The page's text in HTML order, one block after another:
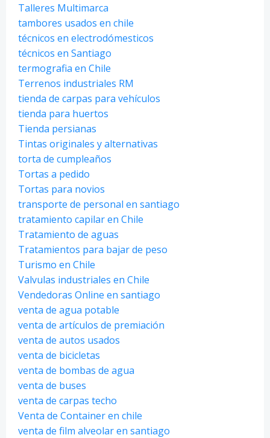
Talleres Multimarca
tambores usados en chile
técnicos en electrodómesticos
técnicos en Santiago
termografia en Chile
Terrenos industriales RM
tienda de carpas para vehículos
tienda para huertos
Tienda persianas
Tintas originales y alternativas
torta de cumpleaños
Tortas a pedido
Tortas para novios
transporte de personal en santiago
tratamiento capilar en Chile
Tratamiento de aguas
Tratamientos para bajar de peso
Turismo en Chile
Valvulas industriales en Chile
Vendedoras Online en santiago
venta de agua potable
venta de artículos de premiación
venta de autos usados
venta de bicicletas
venta de bombas de agua
venta de buses
venta de carpas techo
Venta de Container en chile
venta de film alveolar en santiago